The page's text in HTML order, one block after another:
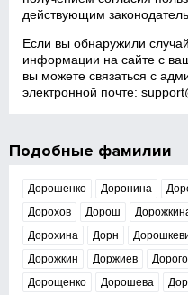
действующим
Если вы обнаружили
информации на сайте с
вы можете связаться с
электронной почте:
Подобные фамилии
Дорошенко Доронина
Дорохов
Дорош
Дорохина
Дорн
Дорожкин
Доржиев
Дорощенко
Дорошева